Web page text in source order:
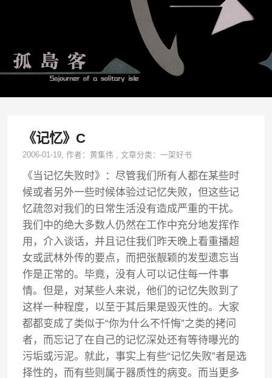
《记忆》C
2006-01-19, 作者：黄集伟 ,文章分类：一架好书
《当记忆失败时》：尽管我们所有人都在某些时
候或者另外一些时候体验过记忆失败，但这些记
忆疏忽对我们的日常生活没有造成严重的干扰。
我们中的绝大多数人仍然在工作中充分地发挥作
用，介入谈话，并且记住我们昨天晚上看重播超
女或武林外传的要点，而把张靓颖的发型遗忘当
作是正常的。毕竟，没有人可以记住每一件事
情。但是，对某些人来说，他们的记忆失败到了
这样一种程度，以至于其后果是毁灭性的。大家
都都变成了类似于“你为什么不忏悔”之类的拷问
者，而忘记了在自己的记忆深处还有等待曝光的
污垢或污泥。就此，事实上有些“记忆失败”者是选
择性的，而有些则属于器质性的病变。而当更多